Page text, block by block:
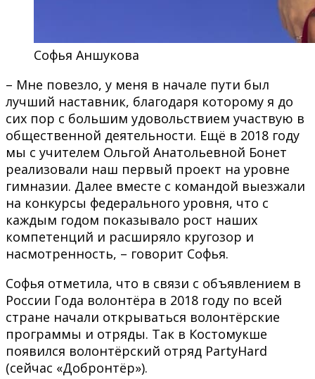
Софья Аншукова
– Мне повезло, у меня в начале пути был
лучший наставник, благодаря которому я до
сих пор с большим удовольствием участвую в
общественной деятельности. Ещё в 2018 году
мы с учителем Ольгой Анатольевной Бонет
реализовали наш первый проект на уровне
гимназии. Далее вместе с командой выезжали
на конкурсы федерального уровня, что с
каждым годом показывало рост наших
компетенций и расширяло кругозор и
насмотренность, – говорит Софья.
Софья отметила, что в связи с объявлением в
России Года волонтёра в 2018 году по всей
стране начали открываться волонтёрские
программы и отряды. Так в Костомукше
появился волонтёрский отряд PartyHard
(сейчас «Добронтёр»).